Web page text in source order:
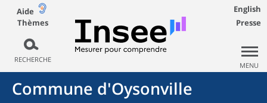
Aide
Thèmes
RECHERCHE
English
Presse
MENU
Commune d'Oysonville